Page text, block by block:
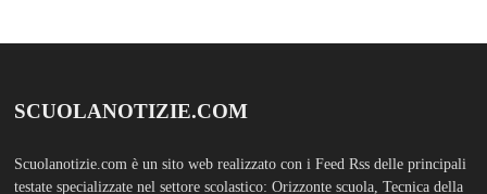
SCUOLANOTIZIE.COM
Scuolanotizie.com è un sito web realizzato con i Feed Rss delle principali
testate specializzate nel settore scolastico: Orizzonte scuola, Tecnica della